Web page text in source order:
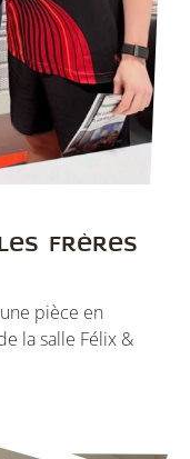
Les frères
pièce en
la salle Félix &